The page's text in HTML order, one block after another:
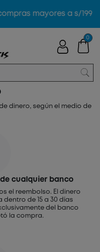
mayores a s/199
0
dinero, según el medio de
cualquier banco
el reembolso. El dinero
dentro de 15 a 30 días
del banco
la compra.